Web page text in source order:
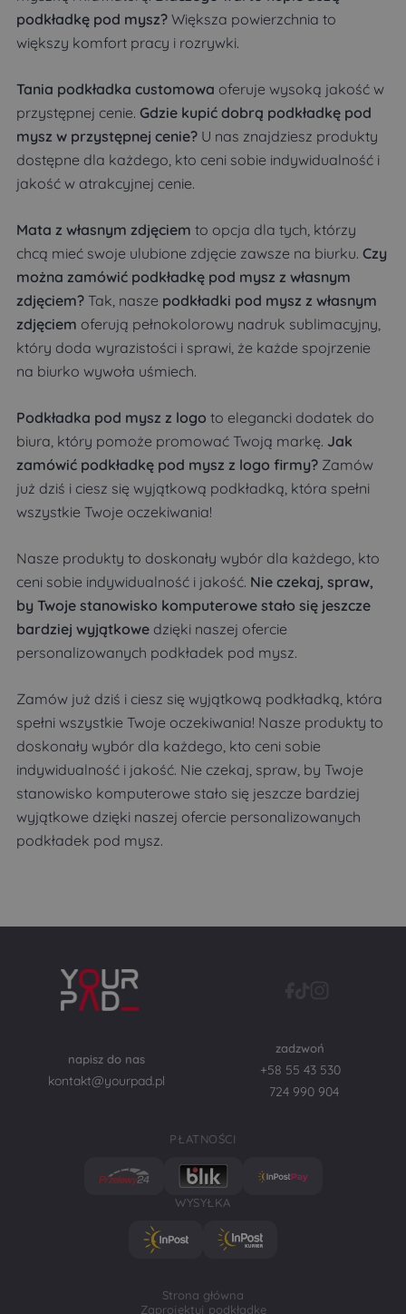
podkładkę pod mysz? Większa powierzchnia to
większy komfort pracy i rozrywki.
Tania podkładka customowa oferuje wysoką jakość w
przystępnej cenie. Gdzie kupić dobrą podkładkę pod
mysz w przystępnej cenie? U nas znajdziesz produkty
dostępne dla każdego, kto ceni sobie indywidualność i
jakość w atrakcyjnej cenie.
Mata z własnym zdjęciem to opcja dla tych, którzy
chcą mieć swoje ulubione zdjęcie zawsze na biurku. Czy
można zamówić podkładkę pod mysz z własnym
zdjęciem? Tak, nasze podkładki pod mysz z własnym
zdjęciem oferują pełnokolorowy nadruk sublimacyjny,
który doda wyrazistości i sprawi, że każde spojrzenie
na biurko wywoła uśmiech.
Podkładka pod mysz z logo to elegancki dodatek do
biura, który pomoże promować Twoją markę. Jak
zamówić podkładkę pod mysz z logo firmy? Zamów
już dziś i ciesz się wyjątkową podkładką, która spełni
wszystkie Twoje oczekiwania!
Nasze produkty to doskonały wybór dla każdego, kto
ceni sobie indywidualność i jakość. Nie czekaj, spraw,
by Twoje stanowisko komputerowe stało się jeszcze
bardziej wyjątkowe dzięki naszej ofercie
personalizowanych podkładek pod mysz.
Zamów już dziś i ciesz się wyjątkową podkładką, która
spełni wszystkie Twoje oczekiwania! Nasze produkty to
doskonały wybór dla każdego, kto ceni sobie
indywidualność i jakość. Nie czekaj, spraw, by Twoje
stanowisko komputerowe stało się jeszcze bardziej
wyjątkowe dzięki naszej ofercie personalizowanych
podkładek pod mysz.
PŁATNOŚCI
WYSYŁKA
napisz do nas
kontakt@yourpad.pl
zadzwoń
+58 55 43 530
724 990 904
Strona główna
Zaprojektuj podkładkę